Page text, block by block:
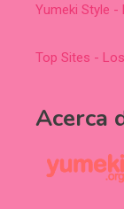
Yumeki Style -
Top Sites -
Acerca